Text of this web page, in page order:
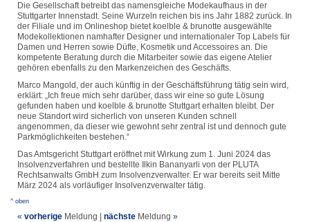
Die Gesellschaft betreibt das namensgleiche Modekaufhaus in der
Stuttgarter Innenstadt. Seine Wurzeln reichen bis ins Jahr 1882 zurück. In
der Filiale und im Onlineshop bietet koelble & brunotte ausgewählte
Modekollektionen namhafter Designer und internationaler Top Labels für
Damen und Herren sowie Düfte, Kosmetik und Accessoires an. Die
kompetente Beratung durch die Mitarbeiter sowie das eigene Atelier
gehören ebenfalls zu den Markenzeichen des Geschäfts.
Marco Mangold, der auch künftig in der Geschäftsführung tätig sein wird,
erklärt: „Ich freue mich sehr darüber, dass wir eine so gute Lösung
gefunden haben und koelble & brunotte Stuttgart erhalten bleibt. Der
neue Standort wird sicherlich von unseren Kunden schnell
angenommen, da dieser wie gewohnt sehr zentral ist und dennoch gute
Parkmöglichkeiten bestehen.“
Das Amtsgericht Stuttgart eröffnet mit Wirkung zum 1. Juni 2024 das
Insolvenzverfahren und bestellte Ilkin Bananyarli von der PLUTA
Rechtsanwalts GmbH zum Insolvenzverwalter. Er war bereits seit Mitte
März 2024 als vorläufiger Insolvenzverwalter tätig.
^ oben
« vorherige Meldung nächste Meldung »